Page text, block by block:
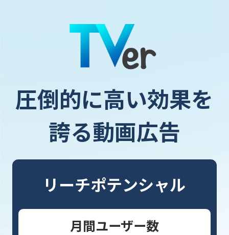
圧倒的に高い効果を
誇る動画広告
リーチポテンシャル
月間ユーザー数